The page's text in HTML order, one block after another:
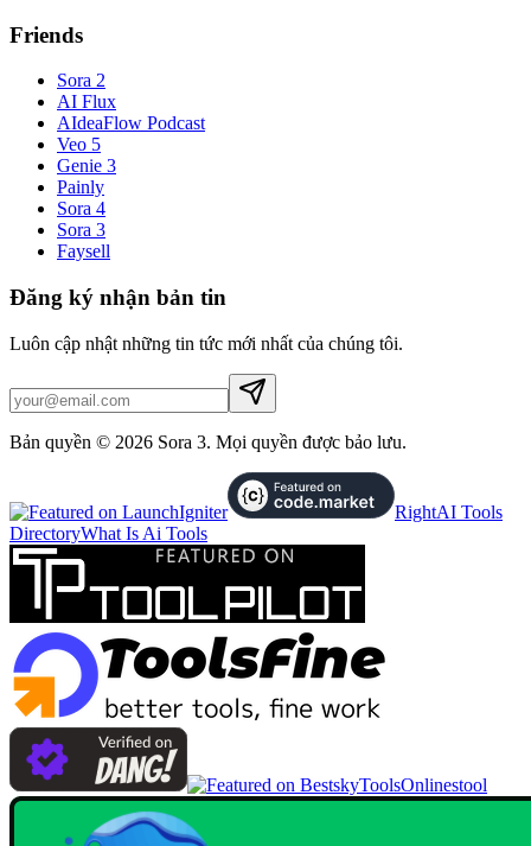
Friends
Sora 2
AI Flux
AIdeaFlow Podcast
Veo 5
Genie 3
Painly
Sora 4
Sora 3
Faysell
Đăng ký nhận bản tin
Luôn cập nhật những tin tức mới nhất của chúng tôi.
Bản quyền © 2026 Sora 3. Mọi quyền được bảo lưu.
RightAI Tools
DirectoryWhat Is Ai Tools
Onlinestool